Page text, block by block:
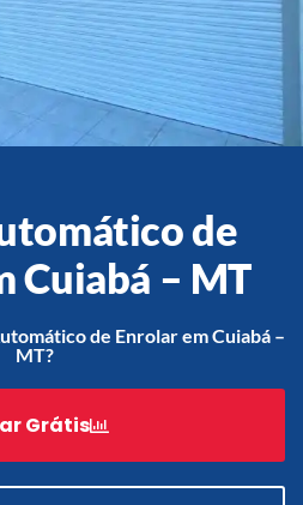
Contato
Acessórios
Enrolar em Teresópolis – RJ
Portão de Garagem de
Enrolar em São Pedro da
Enrolar em São João de
Meriti – RJ
de
Cuiabá – MT
de Enrolar em Cuiabá –
MT?
Grátis